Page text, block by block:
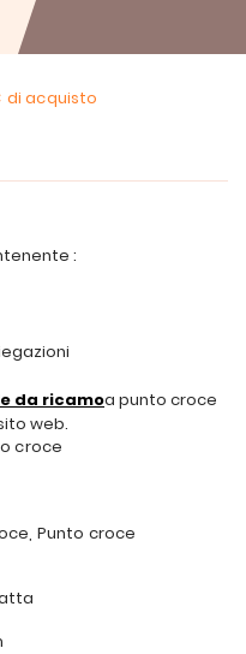
di acquisto
:
da ricamoa punto croce
web.
croce
Punto croce